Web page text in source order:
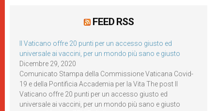
FEED RSS
Il Vaticano offre 20 punti per un accesso giusto ed
universale ai vaccini, per un mondo più sano e giusto
Dicembre 29, 2020
Comunicato Stampa della Commissione Vaticana Covid-
19 e della Pontificia Accademia per la Vita The post Il
Vaticano offre 20 punti per un accesso giusto ed
universale ai vaccini, per un mondo più sano e giusto